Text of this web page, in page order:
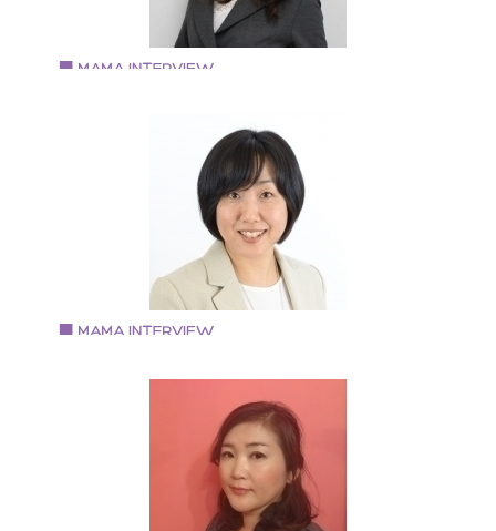
新聞掲載） ・阪急東宝グループウメダ
FM「BeHappy789」【弁天ラミの魅せる♪オープンハー
ト】 にてラジオ出演 ・「オンラインフェス 2017」オ
行に基づく食事指導（薬膳インストラクター・だしソ
リエ） ・コーチング・カウンセリング・SBT３級を活
したメンタルフォローオンライン相談 ・「元気な赤ち
んを授かり育てるための体づくりセミナー」開催
ついき社労士事務所/㈱ハッピーシェアリング 代表
甲南女子大学卒業 大学卒業後、上京し、タレントマネ
ジャーを経て派遣社員として職を転々としながら社会
険労務士の資格を取得。 社会保険労務士法人にて７年
勤務。 その間２回の離婚を経験し、２０１６年４月に
元大阪に戻り、独立開業。 面会交流の必要性について
数々の講演の依頼あり。
『アフタースクールにじのいえ』経営
１９７６年生まれ。 関西学院大学社会学部卒業 保育士
許・放課後児童支援員認定資格・社会福祉施設長資格
L.S.F.A children’s（乳幼児応急手当）資格を取得。 趣
はピアノ、特技はシンクロナイズドスイミング（ジュ